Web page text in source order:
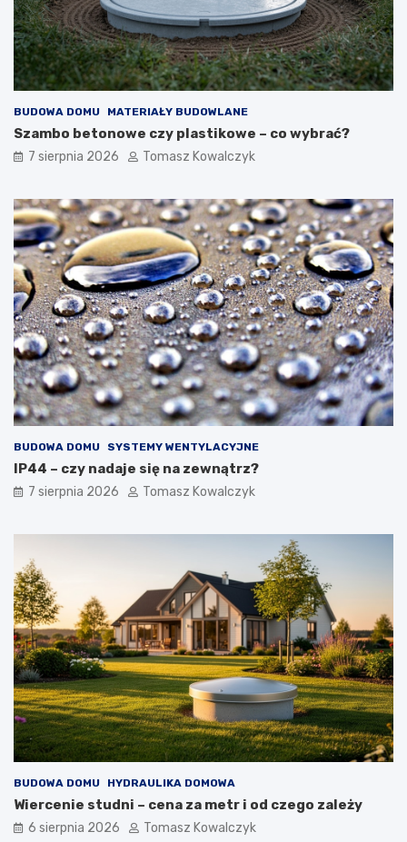
c
h
i
z
e
n
ę
t
n
y
c
h
d
o
w
i
e
BUDOWA DOMU MATERIAŁY BUDOWLANE
Szambo betonowe czy plastikowe – co wybrać?
7 sierpnia 2026 Tomasz Kowalczyk
BUDOWA DOMU SYSTEMY WENTYLACYJNE
IP44 – czy nadaje się na zewnątrz?
7 sierpnia 2026 Tomasz Kowalczyk
BUDOWA DOMU HYDRAULIKA DOMOWA
Wiercenie studni – cena za metr i od czego zależy
6 sierpnia 2026 Tomasz Kowalczyk